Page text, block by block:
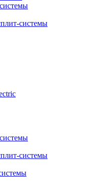
системы
системы